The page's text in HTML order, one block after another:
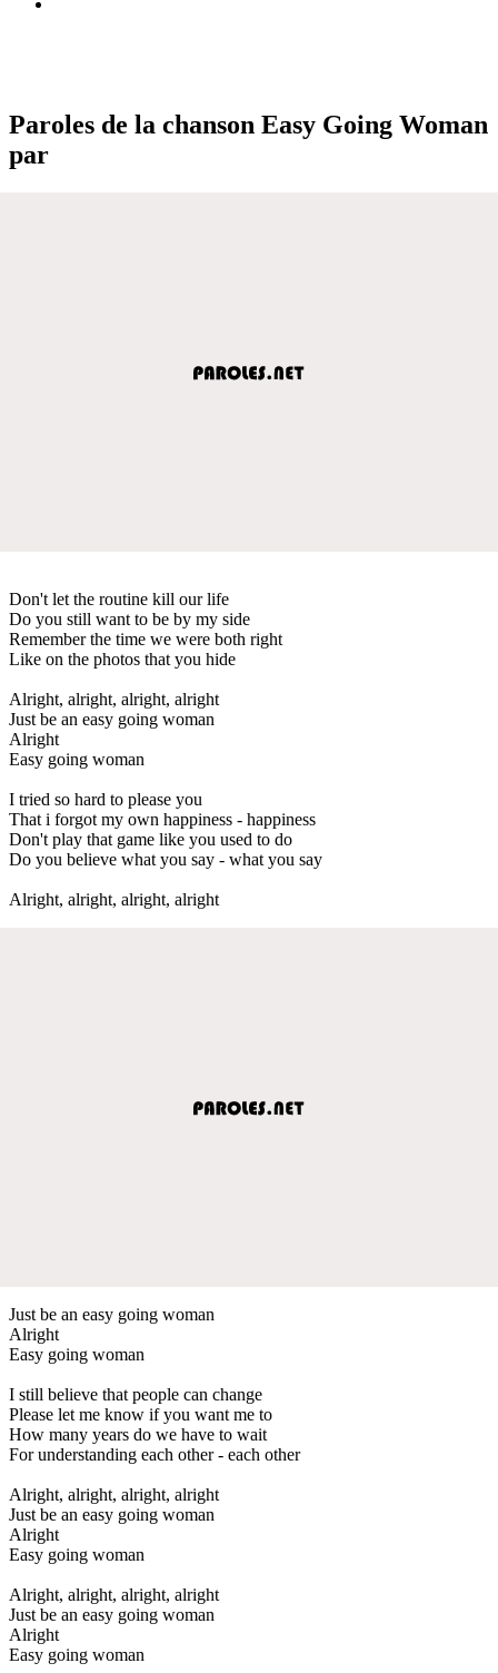
Paroles de la chanson Easy Going Woman
par
Don't let the routine kill our life
Do you still want to be by my side
Remember the time we were both right
Like on the photos that you hide
Alright, alright, alright, alright
Just be an easy going woman
Alright
Easy going woman
I tried so hard to please you
That i forgot my own happiness - happiness
Don't play that game like you used to do
Do you believe what you say - what you say
Alright, alright, alright, alright
Just be an easy going woman
Alright
Easy going woman
I still believe that people can change
Please let me know if you want me to
How many years do we have to wait
For understanding each other - each other
Alright, alright, alright, alright
Just be an easy going woman
Alright
Easy going woman
Alright, alright, alright, alright
Just be an easy going woman
Alright
Easy going woman